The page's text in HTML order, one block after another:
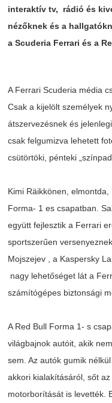
interaktív tv, rádió és
nézőknek és a
aScuderia Ferrariés a
A FerrariScuderia média
Csak a kijelölt személyek
átszervezésnek és jelenlegi
csak felgumizva lehetett
csütörtöki pénteki
Kimi Räikkönen ,elmontda
Forma- 1es csapatban .
együtt fejlesztik a Ferrari
sportszerűen versenyeznek
Mojszejev , a Kaspersky
nagy lehetőséget lát a
számítógépes biztonsági
A Red Bull Forma 1- s
világbajnok autóit ,akik nem
sem .Az autók gumik nélkül
akkori kialakításáról ,sőt az
motorborítását is levették